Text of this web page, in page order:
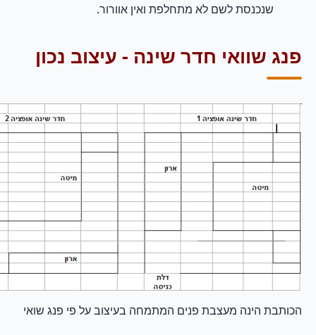
שנכנסת לשם לא מתחלפת ואין אוורור.
פנג שוואי חדר שינה - עיצוב נכון
הכותבת הינה מעצבת פנים המתמחה בעיצוב על פי פנג שואי